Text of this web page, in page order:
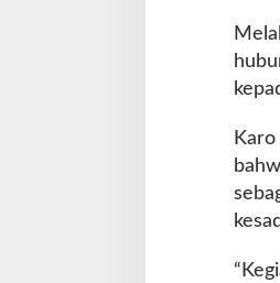
i
a
6